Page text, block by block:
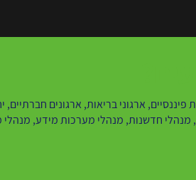
מנהלי חדשנות, מנהלי מערכות מידע,